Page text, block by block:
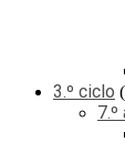
3.º ciclo
7.º